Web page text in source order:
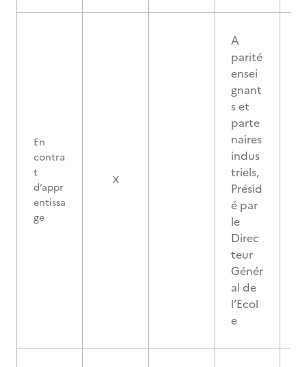
En
contra
t
d’appr
entissa
ge
X
A
parité
ensei
gnant
s et
parte
naires
indus
triels,
Présid
é par
le
Direc
teur
Génér
al de
l’Ecol
e